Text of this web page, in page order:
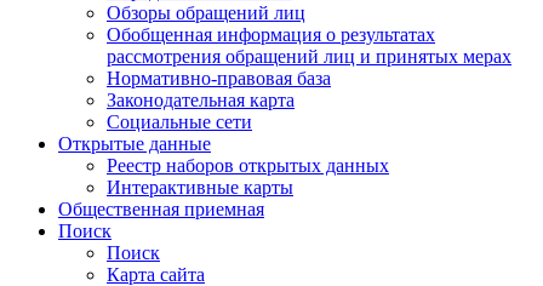
Обзоры обращений лиц
Обобщенная информация о результатах
рассмотрения обращений лиц и принятых мерах
Нормативно-правовая база
Законодательная карта
Социальные сети
Открытые данные
Реестр наборов открытых данных
Интерактивные карты
Общественная приемная
Поиск
Поиск
Карта сайта